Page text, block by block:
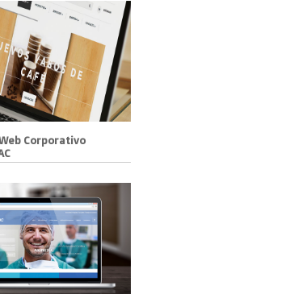
Corporativo